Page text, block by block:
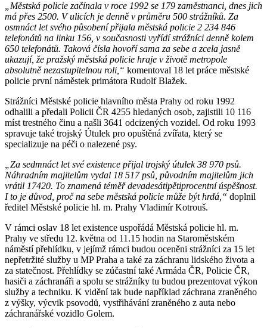
„Městská policie začínala v roce 1992 se 179 zaměstnanci, dnes jich
má přes 2500. V ulicích je denně v průměru 500 strážníků. Za
osmnáct let svého působení přijala městská policie 2 234 846
telefonátů na linku 156, v současnosti vyřídí strážníci denně kolem
650 telefonátů. Taková čísla hovoří sama za sebe a zcela jasně
ukazují, že pražský městská policie hraje v životě metropole
absolutně nezastupitelnou roli,“ komentoval 18 let práce městské
policie první náměstek primátora Rudolf Blažek.
Strážníci Městské policie hlavního města Prahy od roku 1992
odhalili a předali Policii ČR 4255 hledaných osob, zajistili 10 116
míst trestného činu a našli 3641 odcizených vozidel. Od roku 1993
spravuje také trojský Útulek pro opuštěná zvířata, který se
specializuje na péči o nalezené psy.
„Za sedmnáct let své existence přijal trojský útulek 38 970 psů.
Náhradním majitelům vydal 18 517 psů, původním majitelům jich
vrátil 17420. To znamená téměř devadesátipětiprocentní úspěšnost.
I to je důvod, proč na sebe městská policie může být hrdá,“ doplnil
ředitel Městské policie hl. m. Prahy Vladimír Kotrouš.
V rámci oslav 18 let existence uspořádá Městská policie hl. m.
Prahy ve středu 12. května od 11.15 hodin na Staroměstském
náměstí přehlídku, v jejímž rámci budou oceněni strážníci za 15 let
nepřetržité služby u MP Praha a také za záchranu lidského života a
za statečnost. Přehlídky se zúčastní také Armáda ČR, Policie ČR,
hasiči a záchranáři a spolu se strážníky tu budou prezentovat výkon
služby a techniku. K vidění tak bude například záchrana zraněného
z výšky, výcvik psovodů, vystřihávání zraněného z auta nebo
záchranářské vozidlo Golem.